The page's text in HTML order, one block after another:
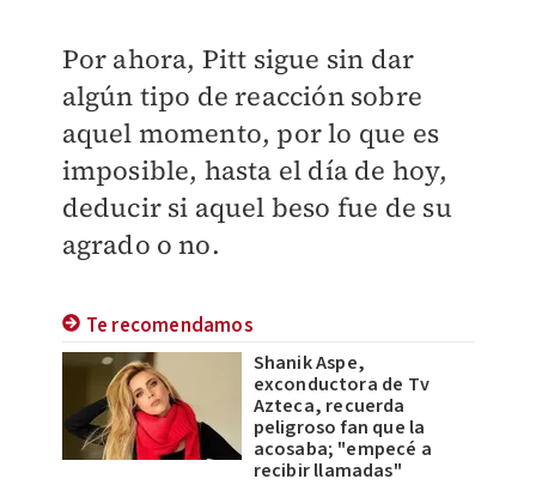
Por ahora, Pitt sigue sin dar
algún tipo de reacción sobre
aquel momento, por lo que es
imposible, hasta el día de hoy,
deducir si aquel beso fue de su
agrado o no.
Te recomendamos
Shanik Aspe,
exconductora de Tv
Azteca, recuerda
peligroso fan que la
acosaba; "empecé a
recibir llamadas"